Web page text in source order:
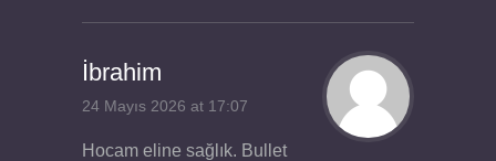
İbrahim
24 Mayıs 2026 at 17:07
Hocam eline sağlık. Bullet